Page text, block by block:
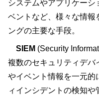
システムやアプリケーシ
ベントなど、様々な情報
ングの主要な手段。
SIEM (Security
複数のセキュリティデバ
やイベント情報を一元的
ィインシデントの検知